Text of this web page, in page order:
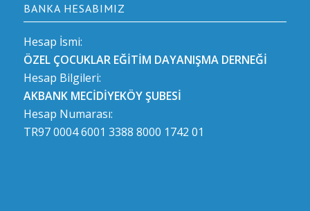
BANKA HESABIMIZ
Hesap İsmi:
ÖZEL ÇOCUKLAR EĞİTİM DAYANIŞMA DERNEĞİ
Hesap Bilgileri:
AKBANK MECİDİYEKÖY ŞUBESİ
Hesap Numarası:
TR97 0004 6001 3388 8000 1742 01